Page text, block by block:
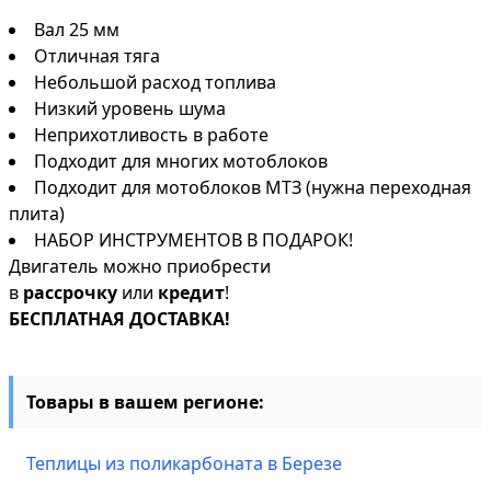
Вал 25 мм
Отличная тяга
Небольшой расход топлива
Низкий уровень шума
Неприхотливость в работе
Подходит для многих мотоблоков
Подходит для мотоблоков МТЗ (нужна переходная
плита)
НАБОР ИНСТРУМЕНТОВ В ПОДАРОК!
Двигатель можно приобрести
в рассрочку или кредит!
БЕСПЛАТНАЯ ДОСТАВКА!
Товары в вашем регионе:
Теплицы из поликарбоната в Березе